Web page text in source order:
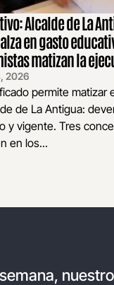
Alcalde de La
en gasto
matizan la
2026
permite matizar
de La Antigua:
y vigente. Tres
en los...